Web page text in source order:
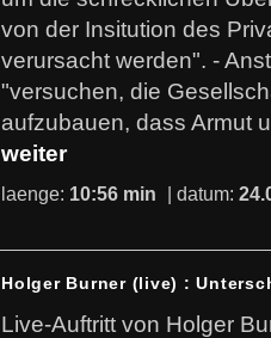
von der Insitution des
verursacht werden". -
"versuchen, die
aufzubauen, dass Armut
weiter
laenge: 10:56 min | datum:
Holger Burner (live) :
Live-Auftritt von Holger